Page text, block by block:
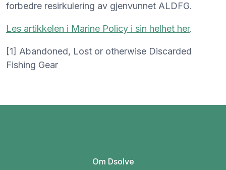
forbedre resirkulering av gjenvunnet ALDFG.
Les artikkelen i Marine Policy i sin helhet her.
[1] Abandoned, Lost or otherwise Discarded
Fishing Gear
Om Dsolve